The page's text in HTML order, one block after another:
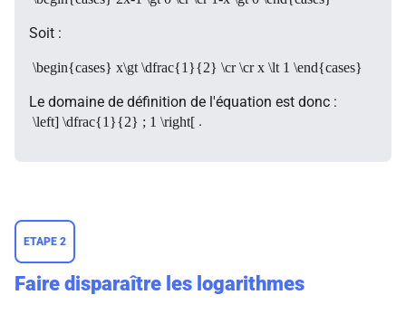
Soit :
\begin{cases} x\gt \dfrac{1}{2} \cr \cr x \lt 1 \end{cases}
Le domaine de définition de l'équation est donc :
\left] \dfrac{1}{2} ; 1 \right[ .
ETAPE 2
Faire disparaître les logarithmes